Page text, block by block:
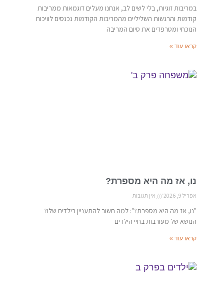
במריבות זוגיות, בלי לשים לב, אנחנו מעלים דוגמאות ממריבות
קודמות והרגשות השליליים מהמריבות הקודמות נכנסים לוויכוח
הנוכחי ומטרפדים את סיום המריבה
קראו עוד »
נו, אז מה היא מספרת?
אפריל 9, 2026 אין תגובות
"נו, אז מה היא מספרת?": למה חשוב להתעניין בילדים שלו?
הנושא של מעורבות בחיי הילדים
קראו עוד »